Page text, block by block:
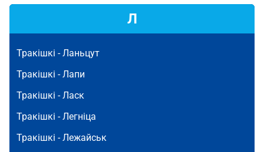
Л
Тракішкі -Ланьцут
Тракішкі -Лапи
Тракішкі -Ласк
Тракішкі -Легніца
Тракішкі -Лежайськ